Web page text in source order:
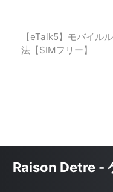
【eTalk5】モバイル
法【SIMフリー】
Raison Detre -